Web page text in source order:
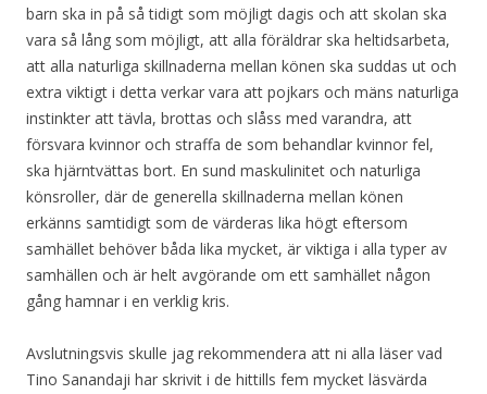
barn ska in på så tidigt som möjligt dagis och att skolan ska
vara så lång som möjligt, att alla föräldrar ska heltidsarbeta,
att alla naturliga skillnaderna mellan könen ska suddas ut och
extra viktigt i detta verkar vara att pojkars och mäns naturliga
instinkter att tävla, brottas och slåss med varandra, att
försvara kvinnor och straffa de som behandlar kvinnor fel,
ska hjärntvättas bort. En sund maskulinitet och naturliga
könsroller, där de generella skillnaderna mellan könen
erkänns samtidigt som de värderas lika högt eftersom
samhället behöver båda lika mycket, är viktiga i alla typer av
samhällen och är helt avgörande om ett samhället någon
gång hamnar i en verklig kris.
Avslutningsvis skulle jag rekommendera att ni alla läser vad
Tino Sanandaji har skrivit i de hittills fem mycket läsvärda